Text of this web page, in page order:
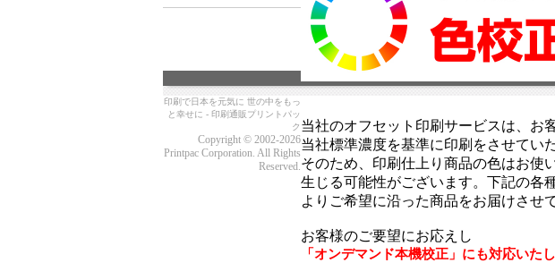
当社のオフセット印刷サービスは、お
当社標準濃度を基準に印刷をさせてい
そのため、印刷仕上り商品の色はお使
生じる可能性がございます。下記の各
よりご希望に沿った商品をお届けさせ
お客様のご要望にお応えし
「オンデマンド本機校正」にも対応いた
印刷で日本を元気に 世の中をもっ
と幸せに - 印刷通販プリントパッ
ク
Copyright © 2002-2026
Printpac Corporation. All Rights
Reserved.